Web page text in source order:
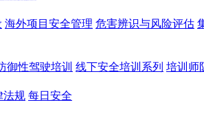
海外项目安全管理 危害辨识与风险评估
御性驾驶培训 线下安全培训系列 培训师
法规 每日安全